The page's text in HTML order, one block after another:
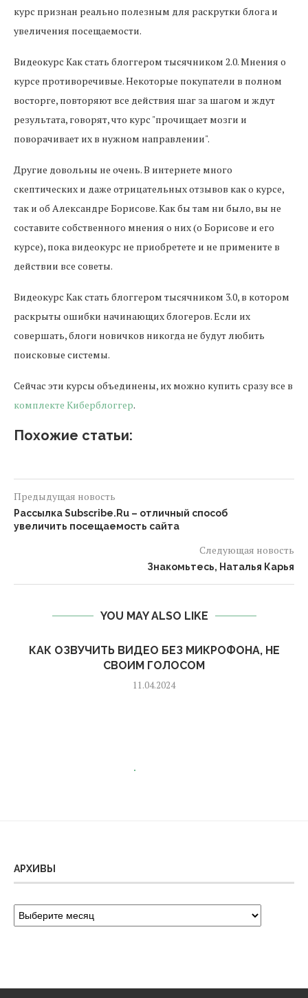
курс признан реально полезным для раскрутки блога и
увеличения посещаемости.
Видеокурс Как стать блоггером тысячником 2.0. Мнения о
курсе противоречивые. Некоторые покупатели в полном
восторге, повторяют все действия шаг за шагом и ждут
результата, говорят, что курс "прочищает мозги и
поворачивает их в нужном направлении".
Другие довольны не очень. В интернете много
скептических и даже отрицательных отзывов как о курсе,
так и об Александре Борисове. Как бы там ни было, вы не
составите собственного мнения о них (о Борисове и его
курсе), пока видеокурс не приобретете и не примените в
действии все советы.
Видеокурс Как стать блоггером тысячником 3.0, в котором
раскрыты ошибки начинающих блогеров. Если их
совершать, блоги новичков никогда не будут любить
поисковые системы.
Сейчас эти курсы объединены, их можно купить сразу все в
комплекте Киберблоггер.
Похожие статьи:
Предыдущая новость
Рассылка Subscribe.Ru – отличный способ
увеличить посещаемость сайта
Следующая новость
Знакомьтесь, Наталья Карья
YOU MAY ALSO LIKE
КАК ОЗВУЧИТЬ ВИДЕО БЕЗ МИКРОФОНА, НЕ
СВОИМ ГОЛОСОМ
11.04.2024
АРХИВЫ